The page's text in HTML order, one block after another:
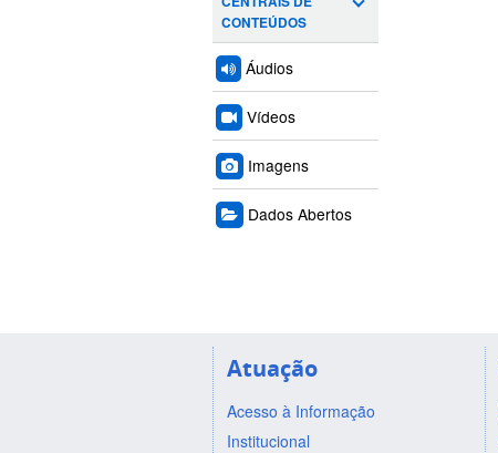
CONTEÚDOS
Áudios
Vídeos
Imagens
Dados Abertos
Atuação
Acesso à Informação
Institucional